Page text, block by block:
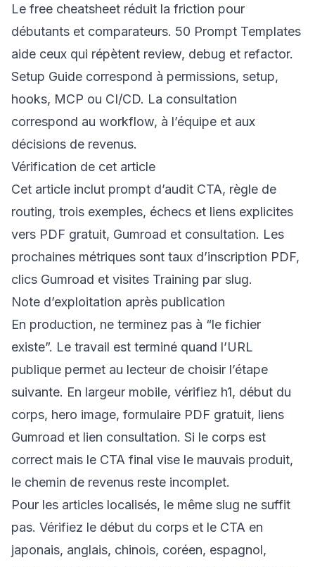
Le free cheatsheet réduit la friction pour
débutants et comparateurs. 50 Prompt Templates
aide ceux qui répètent review, debug et refactor.
Setup Guide correspond à permissions, setup,
hooks, MCP ou CI/CD. La consultation
correspond au workflow, à l’équipe et aux
décisions de revenus.
Vérification de cet article
Cet article inclut prompt d’audit CTA, règle de
routing, trois exemples, échecs et liens explicites
vers PDF gratuit, Gumroad et consultation. Les
prochaines métriques sont taux d’inscription PDF,
clics Gumroad et visites Training par slug.
Note d’exploitation après publication
En production, ne terminez pas à “le fichier
existe”. Le travail est terminé quand l’URL
publique permet au lecteur de choisir l’étape
suivante. En largeur mobile, vérifiez h1, début du
corps, hero image, formulaire PDF gratuit, liens
Gumroad et lien consultation. Si le corps est
correct mais le CTA final vise le mauvais produit,
le chemin de revenus reste incomplet.
Pour les articles localisés, le même slug ne suffit
pas. Vérifiez le début du corps et le CTA en
japonais, anglais, chinois, coréen, espagnol,